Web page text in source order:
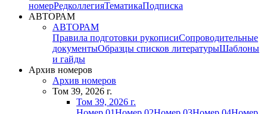
номерРедколлегияТематикаПодписка
АВТОРАМ
АВТОРАМ
Правила подготовки рукописиСопроводительные
документыОбразцы списков литературыШаблоны
и гайды
Архив номеров
Архив номеров
Том 39, 2026 г.
Том 39, 2026 г.